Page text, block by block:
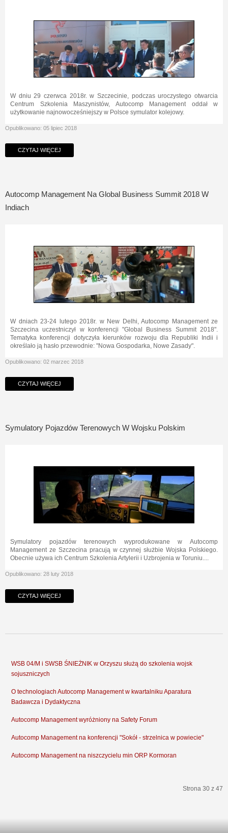
W dniu 29 czerwca 2018r. w Szczecinie, podczas uroczystego otwarcia
Centrum Szkolenia Maszynistów, Autocomp Management oddał w
użytkowanie najnowocześniejszy w Polsce symulator kolejowy.
Opublikowano: 05 lipiec 2018
CZYTAJ WIĘCEJ
Autocomp Management Na Global Business Summit 2018 W
Indiach
W dniach 23-24 lutego 2018r. w New Delhi, Autocomp Management ze
Szczecina uczestniczył w konferencji "Global Business Summit 2018".
Tematyka konferencji dotyczyła kierunków rozwoju dla Republiki Indii i
określało ją hasło przewodnie: "Nowa Gospodarka, Nowe Zasady".
Opublikowano: 02 marzec 2018
CZYTAJ WIĘCEJ
Symulatory Pojazdów Terenowych W Wojsku Polskim
Symulatory pojazdów terenowych wyprodukowane w Autocomp
Management ze Szczecina pracują w czynnej służbie Wojska Polskiego.
Obecnie używa ich Centrum Szkolenia Artylerii i Uzbrojenia w Toruniu....
Opublikowano: 28 luty 2018
CZYTAJ WIĘCEJ
WSB 04/M i SWSB ŚNIEŻNIK w Orzyszu służą do szkolenia wojsk
sojuszniczych
O technologiach Autocomp Management w kwartalniku Aparatura
Badawcza i Dydaktyczna
Autocomp Management wyróżniony na Safety Forum
Autocomp Management na konferencji "Sokół - strzelnica w powiecie"
Autocomp Management na niszczycielu min ORP Kormoran
Strona 30 z 47